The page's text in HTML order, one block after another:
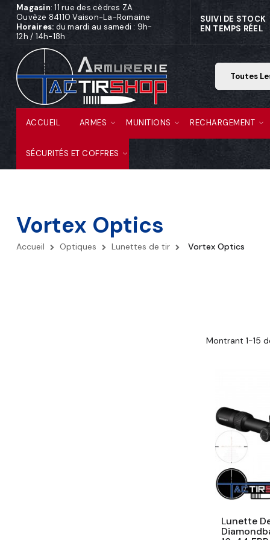
Magasin: 11 rue des cèdres ZA
Ouvèze 84110 Vaison-La-Romaine
Horaires: du mardi au samedi : 9h-
12h / 14h-18h
SUIVI DE STOCK
EN TEMPS RÉEL
ACCUEIL ARMES MUNITIONS RECHARGEMENT
SÉCURITÉS ET COFFRES
Vortex Optics
Accueil Optiques Lunettes de tir Vortex Optics
Montrant 1-15
Lunette